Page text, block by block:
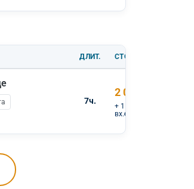
ДЛИТ. СТОИМОСТЬ
7ч.
2 000 ₽
+ 1 400 ₽
вх.билеты